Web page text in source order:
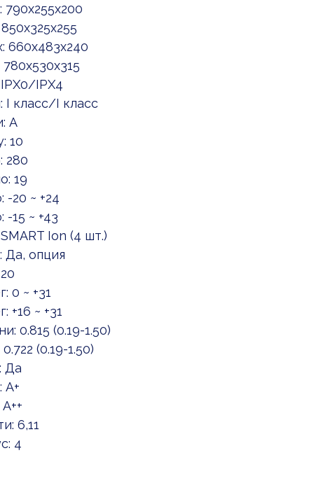
660x483x240
IPX4
класс/I класс
A
10
280
19
20 ~ +24
15 ~ +43
Ion (4 шт.)
Да, опция
0 ~ +31
~ +31
0.815 (0.19-1.50)
(0.19-1.50)
Да
А+
6,11
4